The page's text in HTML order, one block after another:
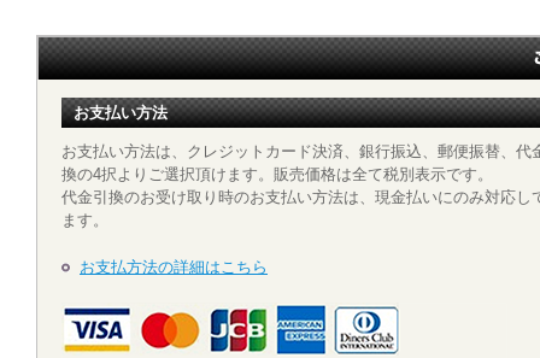
お支払い方法
お支払い方法は、クレジットカード決済、銀行振込、郵便振替、代
換の4択よりご選択頂けます。販売価格は全て税別表示です。
代金引換のお受け取り時のお支払い方法は、現金払いにのみ対応し
ます。
お支払方法の詳細はこちら